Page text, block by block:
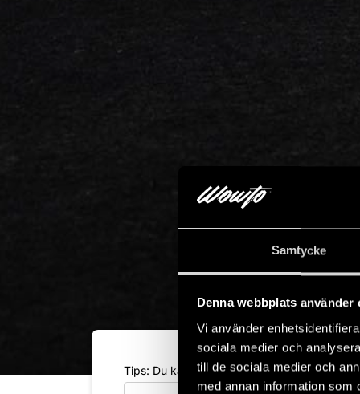
Samtycke
Denna webbplats använder
Vi använder
sociala medier och
till de sociala medier och
med annan information som
Tips: Du kan söka på märke, modell, motor